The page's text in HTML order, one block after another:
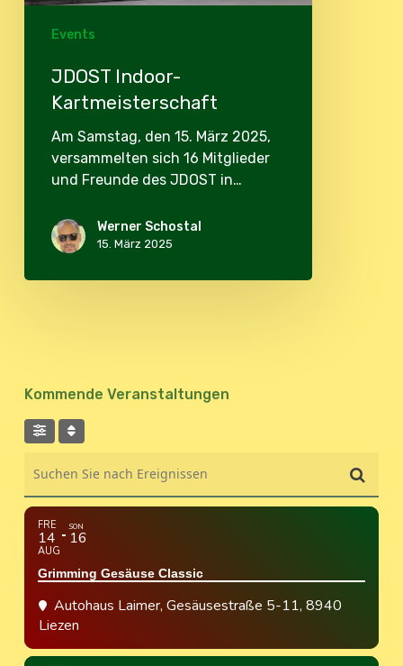
Events
JDOST Indoor-
Kartmeisterschaft
Am Samstag, den 15. März 2025,
versammelten sich 16 Mitglieder
und Freunde des JDOST in…
Werner Schostal
15. März 2025
Kommende Veranstaltungen
FRE
14
AUG
SON
16
Grimming Gesäuse Classic
Autohaus Laimer, Gesäusestraße 5-11, 8940
Liezen